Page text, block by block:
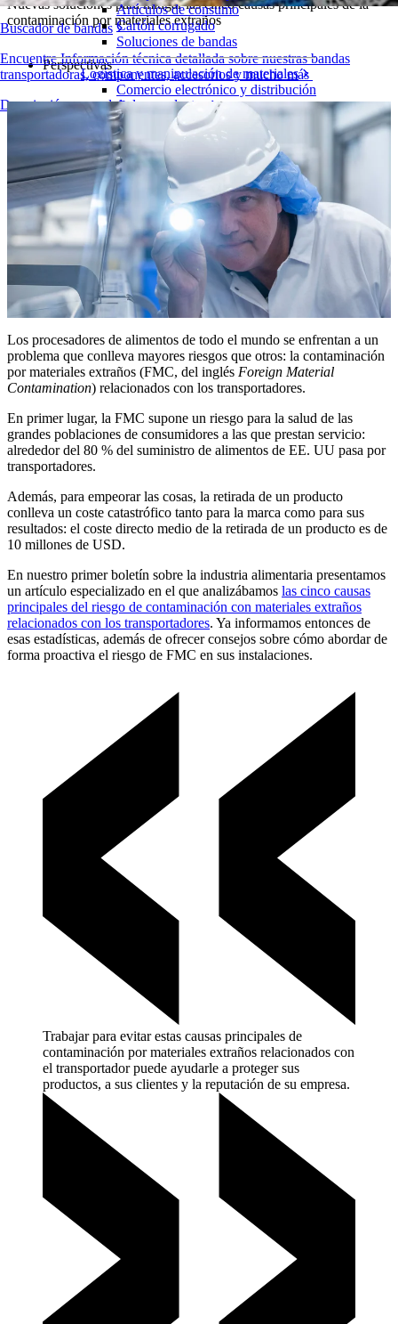
Buscador de bandas
Encuentre Información técnica detallada sobre nuestras bandas
transportadoras, componentes, accesorios y mucho más
Descripción general de los productos
Artículos de consumo
Cartón corrugado
Soluciones de bandas
Logística y manipulación de materiales
Comercio electrónico y distribución
Cartas y paquetes
Neumáticos y Automoción
Neumáticos
Transporte
Baterías de VE
Industrial
Visión general de las industrias
Nuevas soluciones para mitigar las cinco causas principales de la
contaminación por materiales extraños
Perspectivas
Los procesadores de alimentos de todo el mundo se enfrentan a un
problema que conlleva mayores riesgos que otros: la contaminación
por materiales extraños (FMC, del inglés Foreign Material
Contamination) relacionados con los transportadores.
En primer lugar, la FMC supone un riesgo para la salud de las
grandes poblaciones de consumidores a las que prestan servicio:
alrededor del 80 % del suministro de alimentos de EE. UU pasa por
transportadores.
Además, para empeorar las cosas, la retirada de un producto
conlleva un coste catastrófico tanto para la marca como para sus
resultados: el coste directo medio de la retirada de un producto es de
10 millones de USD.
En nuestro primer boletín sobre la industria alimentaria presentamos
un artículo especializado en el que analizábamos las cinco causas
principales del riesgo de contaminación con materiales extraños
relacionados con los transportadores. Ya informamos entonces de
esas estadísticas, además de ofrecer consejos sobre cómo abordar de
forma proactiva el riesgo de FMC en sus instalaciones.
Trabajar para evitar estas causas principales de
contaminación por materiales extraños relacionados con
el transportador puede ayudarle a proteger sus
productos, a sus clientes y la reputación de su empresa.